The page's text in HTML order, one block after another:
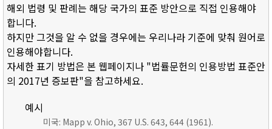
해외 법령 및 판례는 해당 국가의 표준 방안으로 직접 인용해야
합니다.
하지만 그것을 알 수 없을 경우에는 우리나라 기준에 맞춰 원어로
인용해야합니다.
자세한 표기 방법은 본 웹페이지나 "법률문헌의 인용방법 표준안
의 2017년 증보판"을 참고하세요.
예시
미국: Mapp v. Ohio, 367 U.S. 643, 644 (1961).